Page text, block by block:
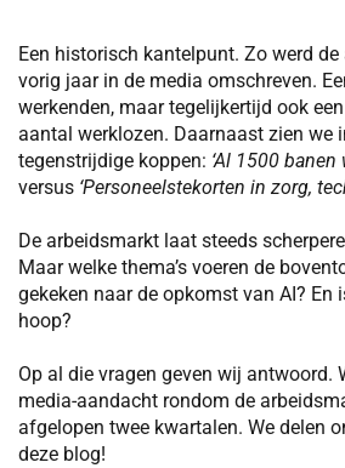
Een historisch kantelpunt. Zo werd
vorig jaar in de media omschreven.
werkenden, maar tegelijkertijd ook
aantal werklozen. Daarnaast zien we
tegenstrijdige koppen: ‘Al 1500 banen
versus ‘Personeelstekorten in zorg,
De arbeidsmarkt laat steeds
Maar welke thema’s voeren de
gekeken naar de opkomst van AI? En
hoop?
Op al die vragen geven wij antwoord.
media-aandacht rondom de
afgelopen twee kwartalen. We delen
deze blog!